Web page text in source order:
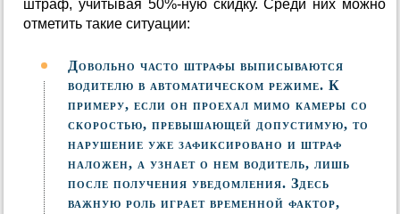
штраф, учитывая 50%-ную скидку. Среди них можно
отметить такие ситуации:
Довольно часто штрафы выписываются
водителю в автоматическом режиме. К
примеру, если он проехал мимо камеры со
скоростью, превышающей допустимую, то
нарушение уже зафиксировано и штраф
наложен, а узнает о нем водитель, лишь
после получения уведомления. Здесь
важную роль играет временной фактор,